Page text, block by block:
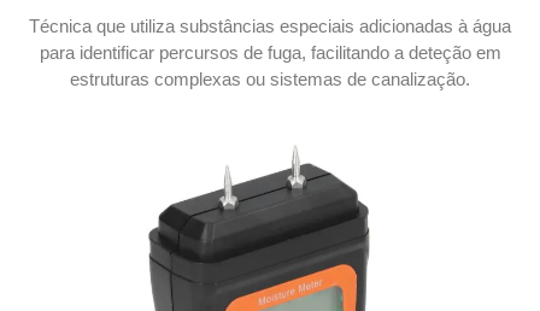
Técnica que utiliza substâncias especiais adicionadas à água
para identificar percursos de fuga, facilitando a deteção em
estruturas complexas ou sistemas de canalização.